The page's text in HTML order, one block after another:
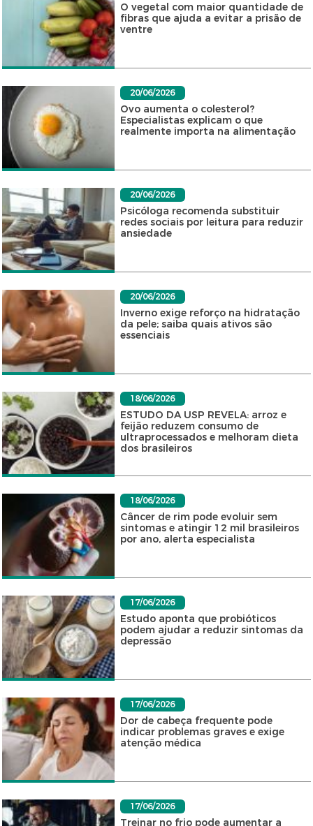
O vegetal com maior quantidade de
fibras que ajuda a evitar a prisão de
ventre
20/06/2026
Ovo aumenta o colesterol?
Especialistas explicam o que
realmente importa na alimentação
20/06/2026
Psicóloga recomenda substituir
redes sociais por leitura para reduzir
ansiedade
20/06/2026
Inverno exige reforço na hidratação
da pele; saiba quais ativos são
essenciais
18/06/2026
ESTUDO DA USP REVELA: arroz e
feijão reduzem consumo de
ultraprocessados e melhoram dieta
dos brasileiros
18/06/2026
Câncer de rim pode evoluir sem
sintomas e atingir 12 mil brasileiros
por ano, alerta especialista
17/06/2026
Estudo aponta que probióticos
podem ajudar a reduzir sintomas da
depressão
17/06/2026
Dor de cabeça frequente pode
indicar problemas graves e exige
atenção médica
17/06/2026
Treinar no frio pode aumentar a